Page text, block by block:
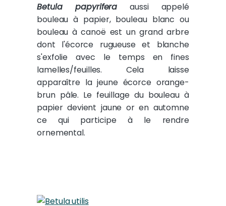
Betula papyrifera aussi appelé
bouleau à papier, bouleau blanc ou
bouleau à canoë est un grand arbre
dont l'écorce rugueuse et blanche
s'exfolie avec le temps en fines
lamelles/feuilles. Cela laisse
apparaître la jeune écorce orange-
brun pâle. Le feuillage du bouleau à
papier devient jaune or en automne
ce qui participe à le rendre
ornemental.